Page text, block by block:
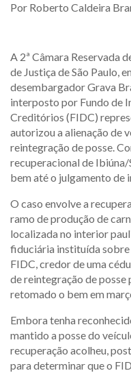
Por Roberto Caldeira
A 2ª Câmara Reservada
de Justiça de São Paulo,
desembargador Grava
interposto por Fundo de
Creditórios (FIDC)
autorizou a alienação de
reintegração de posse.
recuperacional de Ibiúna/
bem até o julgamento de
O caso envolve a
ramo de produção de
localizada no interior
fiduciária instituída sobre
FIDC, credor de uma
de reintegração de posse
retomado o bem em
Embora tenha
mantido a posse do
recuperação acolheu,
para determinar que o